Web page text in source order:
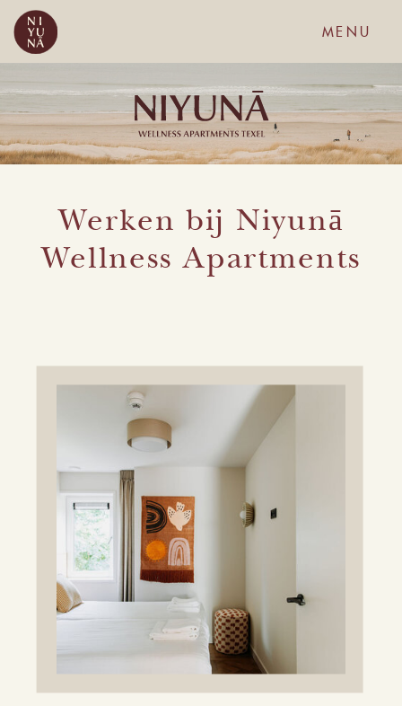
MENU
Werken bij Niyunā
Wellness Apartments